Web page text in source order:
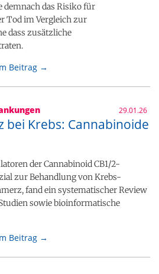
demnach das Risiko für
Tod im Vergleich zur
dass zusätzliche
Beitrag →
29.01.26
bei Krebs: Cannabinoide
der Cannabinoid CB1/2-
zur Behandlung von Krebs-
fand ein systematischer Review
sowie bioinformatische
Beitrag →